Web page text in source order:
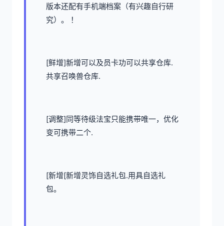
版本还配有手机端档案（有兴趣自行研
究）。 ！
[鲜增]新增可以及员卡功可以共享仓库.
共享召唤兽仓库.
[调整]同等待级法宝只能携带唯一，优化
变可携带二个.
[新增[新增灵饰自选礼包.用具自选礼
包。